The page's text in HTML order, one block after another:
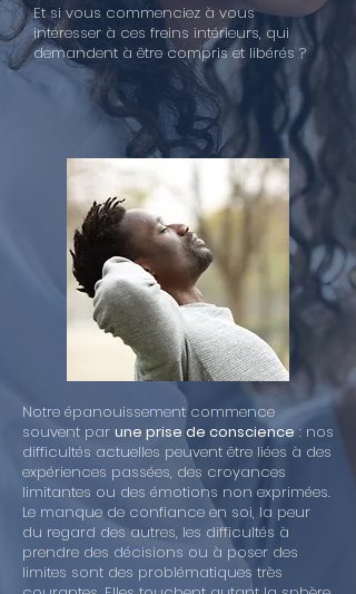
Et si vous commenciez à vous
intéresser à ces freins intérieurs, qui
demandent à être compris et libérés ?
Notre épanouissement commence
souvent par une prise de conscience: nos
difficultés actuelles peuvent être liées à des
expériences passées, des croyances
limitantes ou des émotions non exprimées.
Le manque de confiance en soi, la peur
du regard des autres, les difficultés à
prendre des décisions ou à poser des
limites sont des problématiques très